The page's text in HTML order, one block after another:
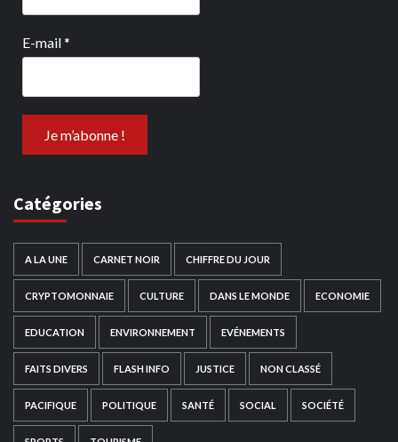
E-mail*
Catégories
A LA UNE CARNET NOIR CHIFFRE DU JOUR
CRYPTOMONNAIE CULTURE DANS LE MONDE ECONOMIE
EDUCATION ENVIRONNEMENT EVÉNEMENTS
FAITS DIVERS FLASH INFO JUSTICE NON CLASSÉ
PACIFIQUE POLITIQUE SANTÉ SOCIAL SOCIÉTÉ